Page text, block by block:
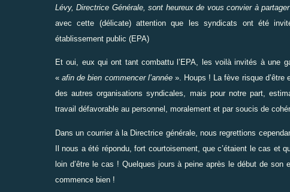
Lévy, Directrice Générale, sont heureux de vous convier à
avec cette (délicate) attention que les syndicats ont été
établissement public (EPA)
Et oui, eux qui ont tant combattu l’EPA, les voilà invités à une
« afin de bien commencer l’année ». Houps ! La fève risque
des autres organisations syndicales, mais pour notre part,
travail défavorable au personnel, moralement et par soucis de
Dans un courrier à la Directrice générale, nous regrettions
Il nous a été répondu, fort courtoisement, que c’étaient le cas et
loin d’être le cas ! Quelques jours à peine après le début de
commence bien !